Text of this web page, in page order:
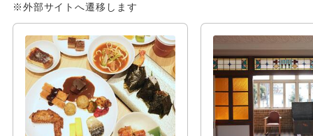
※外部サイトへ遷移します